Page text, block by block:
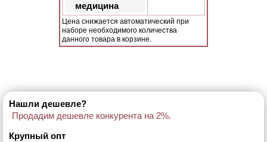
медицина
Цена снижается автоматический при
наборе необходимого количества
данного товара в корзине.
Нашли дешевле?
Продадим дешевле конкурента на 2%.
Крупный опт